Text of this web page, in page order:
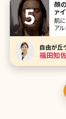
顔
ァ
肌
ア
ん
ネーミ
て
あり
自由が丘
福田知